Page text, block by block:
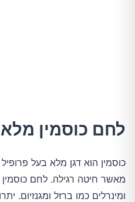
לחם כוסמין מלא
כוסמין הוא דגן מלא בעל
מאשר חיטה רגילה. לחם
ומינרלים כמו ברזל ומגנזיום.